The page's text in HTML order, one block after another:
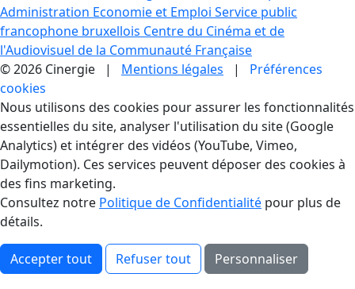
Administration Economie et Emploi Service public
francophone bruxellois Centre du Cinéma et de
l'Audiovisuel de la Communauté Française
© 2026 Cinergie | Mentions légales | Préférences
cookies
Gestion des Cookies
Nous utilisons des cookies pour assurer les fonctionnalités
essentielles du site, analyser l'utilisation du site (Google
Analytics) et intégrer des vidéos (YouTube, Vimeo,
Dailymotion). Ces services peuvent déposer des cookies à
des fins marketing.
Consultez notre Politique de Confidentialité pour plus de
détails.
Accepter tout Refuser tout Personnaliser